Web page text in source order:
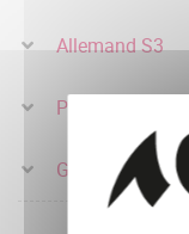
Allemand S3
Portugais S3
Grec moderne S3